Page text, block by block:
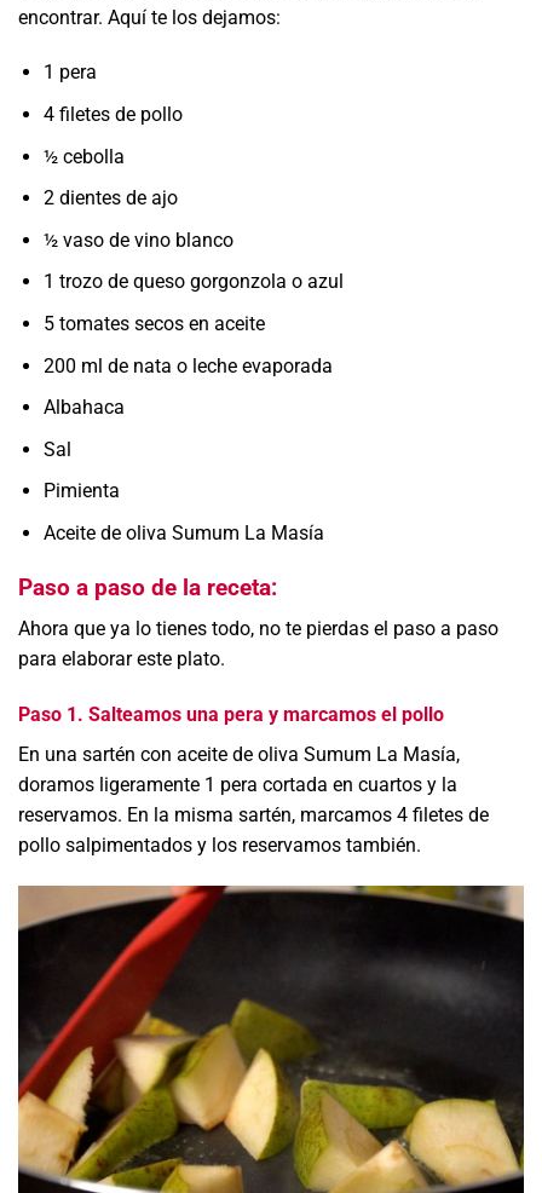
encontrar. Aquí te los dejamos:
1 pera
4 filetes de pollo
½ cebolla
2 dientes de ajo
½ vaso de vino blanco
1 trozo de queso gorgonzola o azul
5 tomates secos en aceite
200 ml de nata o leche evaporada
Albahaca
Sal
Pimienta
Aceite de oliva Sumum La Masía
Paso a paso de la receta:
Ahora que ya lo tienes todo, no te pierdas el paso a paso
para elaborar este plato.
Paso 1. Salteamos una pera y marcamos el pollo
En una sartén con aceite de oliva Sumum La Masía,
doramos ligeramente 1 pera cortada en cuartos y la
reservamos. En la misma sartén, marcamos 4 filetes de
pollo salpimentados y los reservamos también.